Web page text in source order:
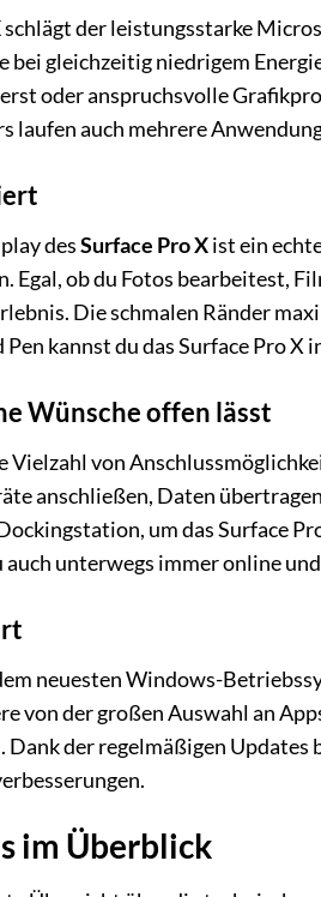
schlägt der leistungsstarke
bei gleichzeitig niedrigem
oder anspruchsvolle
laufen auch mehrere
desSurface Pro Xist ein
Egal, ob du Fotos bearbeitest,
Die schmalen Ränder
kannst du das Surface Pro
Wünsche offen lässt
Vielzahl von
anschließen, Daten
um das Surface
unterwegs immer online
neuesten Windows-
von der großen Auswahl an
der regelmäßigen
im Überblick